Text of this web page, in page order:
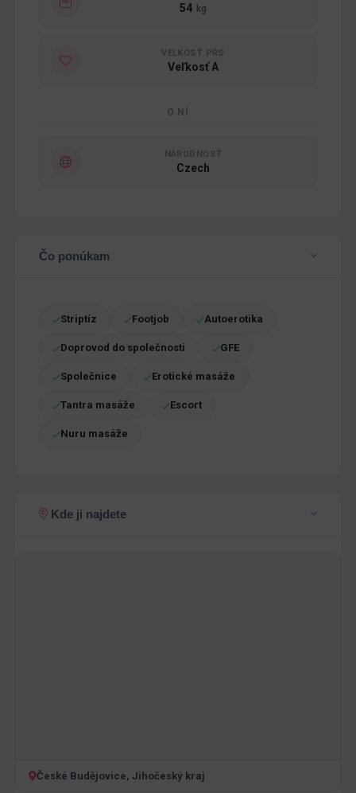
54 kg
VEĽKOSŤ PŔS
Veľkosť A
O NÍ
NÁRODNOSŤ
Czech
Čo ponúkam
Striptíz Footjob Autoerotika
Doprovod do společnosti GFE
Společnice Erotické masáže
Tantra masáže Escort
Nuru masáže
Kde ji najdete
České Budějovice, Jihočeský kraj